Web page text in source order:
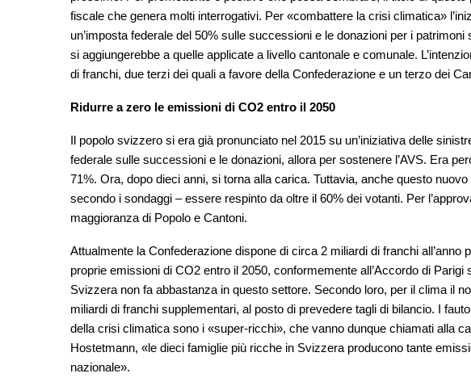
fiscale che genera molti interrogativi. Per «combattere la crisi climatica»
un’imposta federale del 50% sulle successioni e le donazioni per i
si aggiungerebbe a quelle applicate a livello cantonale e comunale.
di franchi, due terzi dei quali a favore della Confederazione e un terzo dei
Ridurre a zero le emissioni di CO2 entro il 2050
Il popolo svizzero si era già pronunciato nel 2015 su un’iniziativa delle
federale sulle successioni e le donazioni, allora per sostenere l’AVS. Era
71%. Ora, dopo dieci anni, si torna alla carica. Tuttavia, anche questo
secondo i sondaggi – essere respinto da oltre il 60% dei votanti. Per
maggioranza di Popolo e Cantoni.
Attualmente la Confederazione dispone di circa 2 miliardi di franchi all’anno
proprie emissioni di CO2 entro il 2050, conformemente all’Accordo di Parigi
Svizzera non fa abbastanza in questo settore. Secondo loro, per il clima il
miliardi di franchi supplementari, al posto di prevedere tagli di bilancio. I
della crisi climatica sono i «super-ricchi», che vanno dunque chiamati alla
Hostetmann, «le dieci famiglie più ricche in Svizzera producono tante
nazionale».